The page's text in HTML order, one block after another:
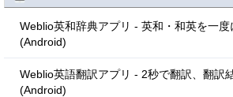
Weblio英和辞典アプリ - 英和・和英を一
(Android)
Weblio英語翻訳アプリ - 2秒で翻訳、翻訳
(Android)